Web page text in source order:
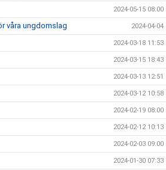
2024-05-15 08:00
våra ungdomslag 2024-04-04
2024-03-18 11:53
2024-03-15 18:43
2024-03-13 12:51
2024-03-12 10:58
2024-02-19 08:00
2024-02-12 10:13
2024-02-03 09:00
2024-01-30 07:33